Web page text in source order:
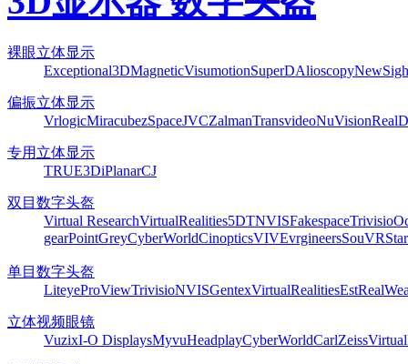
裸眼立体显示
Exceptional3DMagneticVisumotionSuperDAlioscopy
偏振立体显示
VrlogicMiracubezSpaceJVCZalmanTransvideoNuVisionRealD
专用立体显示
TRUE3DiPlanarCJ
双目数字头盔
Virtual ResearchVirtualRealities5DTNVISFakespaceTrivisio
gearPointGreyCyberWorldCinopticsVIVEvrgineersSouVR
单目数字头盔
LiteyeProViewTrivisioNVISGentexVirtualRealitiesEst
立体视频眼镜
VuzixI-O DisplaysMyvuHeadplayCyberWorldCarlZeiss